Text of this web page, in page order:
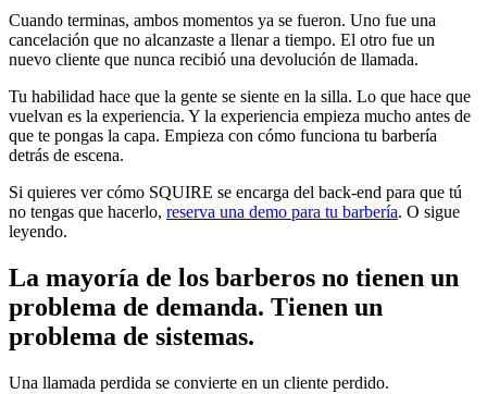
Cuando terminas, ambos momentos ya se fueron. Uno fue una
cancelación que no alcanzaste a llenar a tiempo. El otro fue un
nuevo cliente que nunca recibió una devolución de llamada.
Tu habilidad hace que la gente se siente en la silla. Lo que hace que
vuelvan es la experiencia. Y la experiencia empieza mucho antes de
que te pongas la capa. Empieza con cómo funciona tu barbería
detrás de escena.
Si quieres ver cómo SQUIRE se encarga del back-end para que tú
no tengas que hacerlo, reserva una demo para tu barbería. O sigue
leyendo.
La mayoría de los barberos no tienen un
problema de demanda. Tienen un
problema de sistemas.
Una llamada perdida se convierte en un cliente perdido.